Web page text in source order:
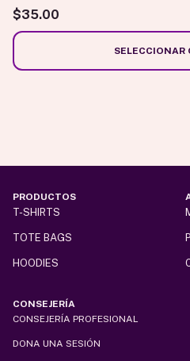
$35.00
SELECCIONAR
variantes.
Las
se
página
producto
PRODUCTOS
T-SHIRTS
TOTE BAGS
HOODIES
CONSEJERÍA
CONSEJERÍA PROFESIONAL
DONA UNA SESIÓN